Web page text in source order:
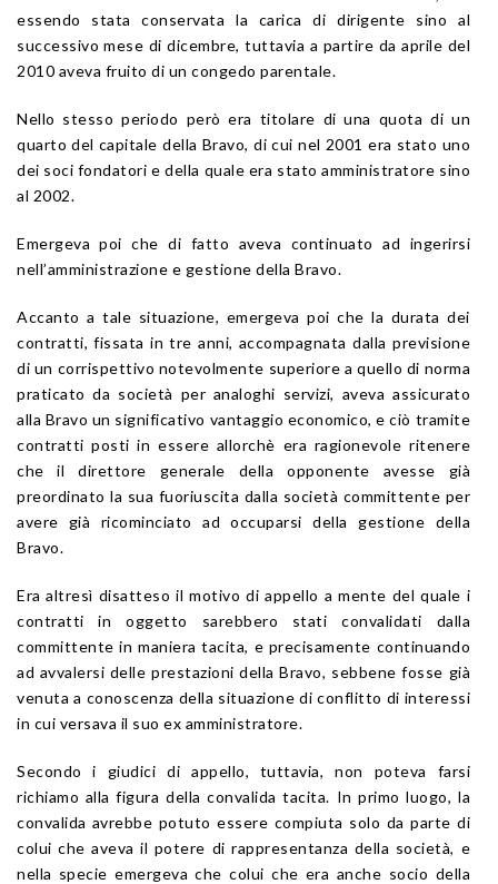
essendo stata conservata la carica di dirigente sino al
successivo mese di dicembre, tuttavia a partire da aprile del
2010 aveva fruito di un congedo parentale.
Nello stesso periodo però era titolare di una quota di un
quarto del capitale della Bravo, di cui nel 2001 era stato uno
dei soci fondatori e della quale era stato amministratore sino
al 2002.
Emergeva poi che di fatto aveva continuato ad ingerirsi
nell’amministrazione e gestione della Bravo.
Accanto a tale situazione, emergeva poi che la durata dei
contratti, fissata in tre anni, accompagnata dalla previsione
di un corrispettivo notevolmente superiore a quello di norma
praticato da società per analoghi servizi, aveva assicurato
alla Bravo un significativo vantaggio economico, e ciò tramite
contratti posti in essere allorchè era ragionevole ritenere
che il direttore generale della opponente avesse già
preordinato la sua fuoriuscita dalla società committente per
avere già ricominciato ad occuparsi della gestione della
Bravo.
Era altresì disatteso il motivo di appello a mente del quale i
contratti in oggetto sarebbero stati convalidati dalla
committente in maniera tacita, e precisamente continuando
ad avvalersi delle prestazioni della Bravo, sebbene fosse già
venuta a conoscenza della situazione di conflitto di interessi
in cui versava il suo ex amministratore.
Secondo i giudici di appello, tuttavia, non poteva farsi
richiamo alla figura della convalida tacita. In primo luogo, la
convalida avrebbe potuto essere compiuta solo da parte di
colui che aveva il potere di rappresentanza della società, e
nella specie emergeva che colui che era anche socio della